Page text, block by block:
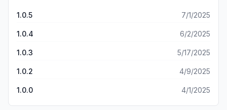
1.0.5 7/1/2025
1.0.4 6/2/2025
1.0.3 5/17/2025
1.0.2 4/9/2025
1.0.0 4/1/2025